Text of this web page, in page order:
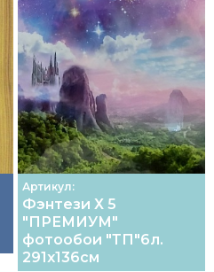
Артикул:
Фэнтези Х 5
"ПРЕМИУМ"
фотообои "ТП"6л.
291х136см